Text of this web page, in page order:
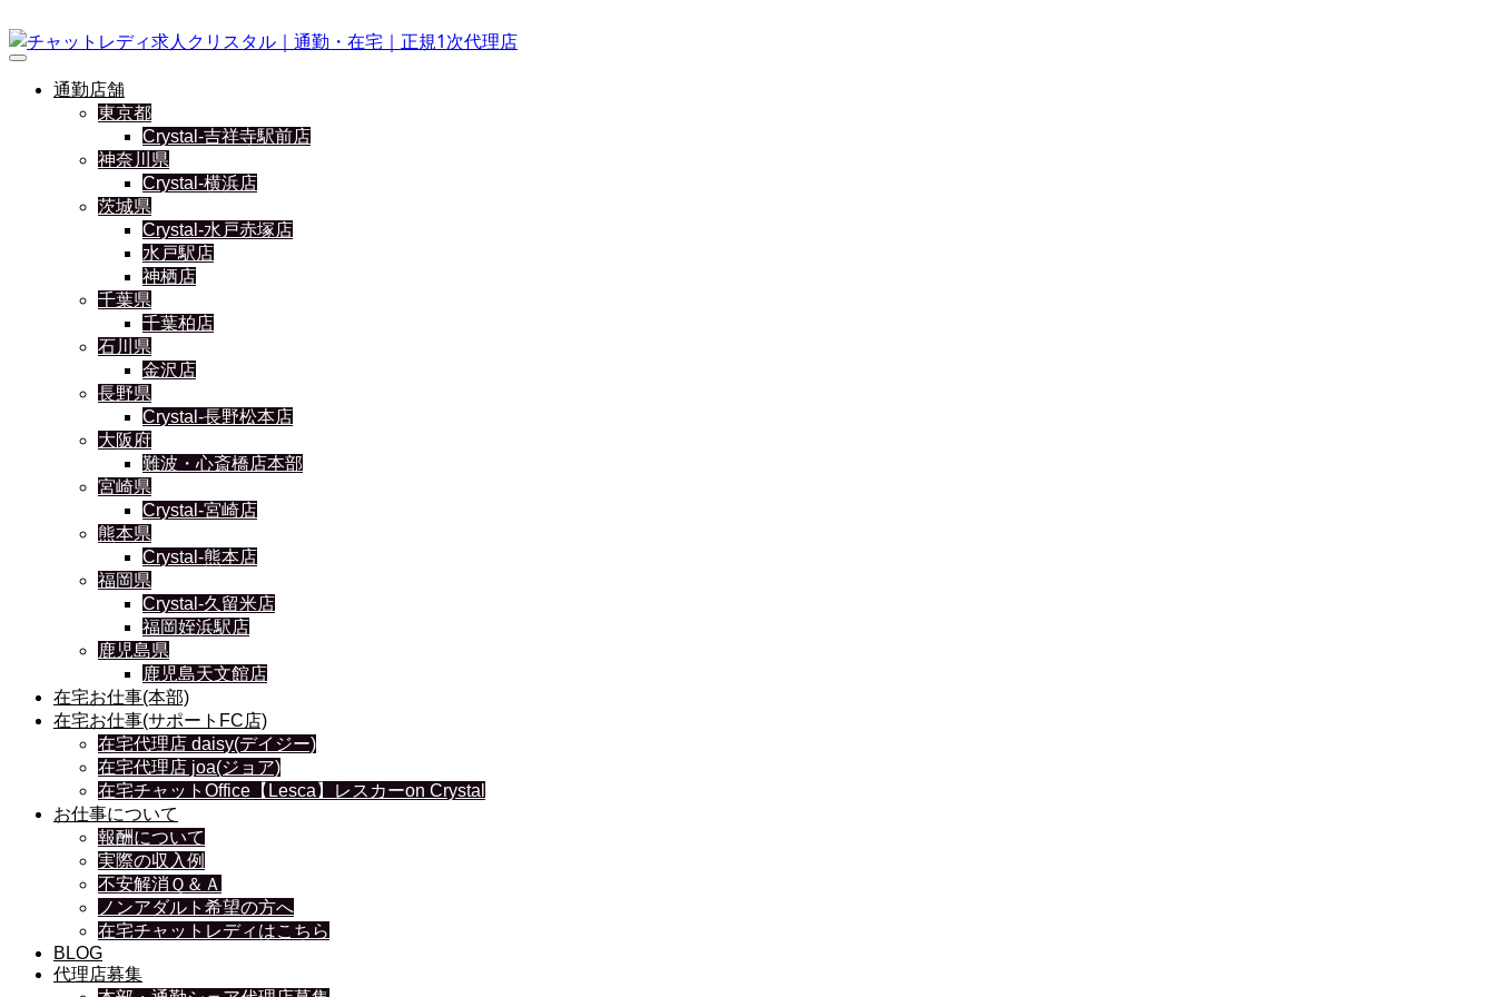
通勤店舗
東京都
Crystal-吉祥寺駅前店
神奈川県
Crystal-横浜店
茨城県
Crystal-水戸赤塚店
水戸駅店
神栖店
千葉県
千葉柏店
石川県
金沢店
長野県
Crystal-長野松本店
大阪府
難波・心斎橋店本部
宮崎県
Crystal-宮崎店
熊本県
Crystal-熊本店
福岡県
Crystal-久留米店
福岡姪浜駅店
鹿児島県
鹿児島天文館店
在宅お仕事(本部)
在宅お仕事(サポートFC店)
在宅代理店 daisy(デイジー)
在宅代理店 joa(ジョア)
在宅チャットOffice【Lesca】レスカーon Crystal
お仕事について
報酬について
実際の収入例
不安解消Ｑ＆Ａ
ノンアダルト希望の方へ
在宅チャットレディはこちら
BLOG
代理店募集